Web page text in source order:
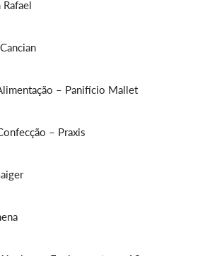
– Panifício Mallet
– Praxis